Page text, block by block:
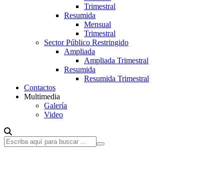
Trimestral
Resumida
Mensual
Trimestral
Sector Público Restringido
Ampliada
Ampliada Trimestral
Resumida
Resumida Trimestral
Contactos
Multimedia
Galería
Video